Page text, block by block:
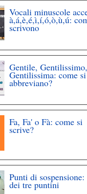
Vocali minuscole
à,á,è,é,ì,í,ó,ò,ù,ú:
scrivono
Gentile, Gentilissimo,
Gentilissima: come si
abbreviano?
Fa, Fa' o Fà: come si
scrive?
Punti di sospensione:
dei tre puntini